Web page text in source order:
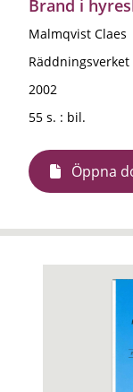
Brand i
Malmqvist Claes
Räddningsverket
2002
55 s. : bil.
Öppna